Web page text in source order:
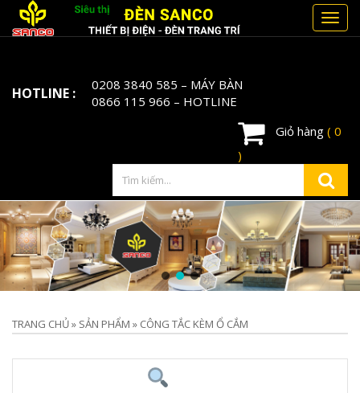
HOTLINE : 0208 3840 585 – MÁY BÀN
0866 115 966 – HOTLINE
Giỏ hàng ( 0
)
TRANG CHỦ» SẢN PHẨM » CÔNG TẮC KÈM Ổ CẮM